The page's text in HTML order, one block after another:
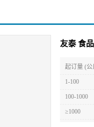
友泰 食
起订量 (公
1-100
100-1000
≥1000